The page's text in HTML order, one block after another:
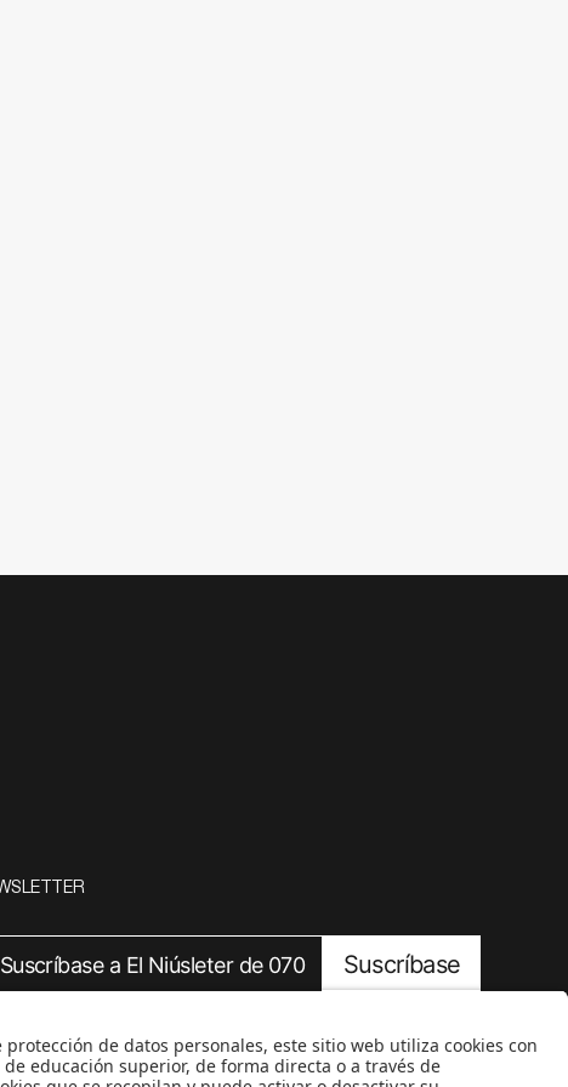
Suscríbase